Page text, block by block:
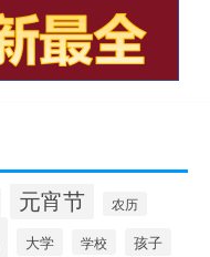
元宵节 农历
大学 学校 孩子